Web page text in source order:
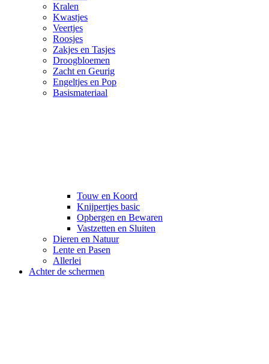
Kralen
Kwastjes
Veertjes
Roosjes
Zakjes en Tasjes
Droogbloemen
Zacht en Geurig
Engeltjes en Pop
Basismateriaal
Touw en Koord
Knijpertjes basic
Opbergen en Bewaren
Vastzetten en Sluiten
Dieren en Natuur
Lente en Pasen
Allerlei
Achter de schermen